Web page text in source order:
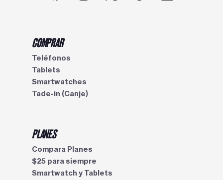
COMPRAR
Teléfonos
Tablets
Smartwatches
Tade-in (Canje)
PLANES
Compara Planes
$25 para siempre
Smartwatch y Tablets